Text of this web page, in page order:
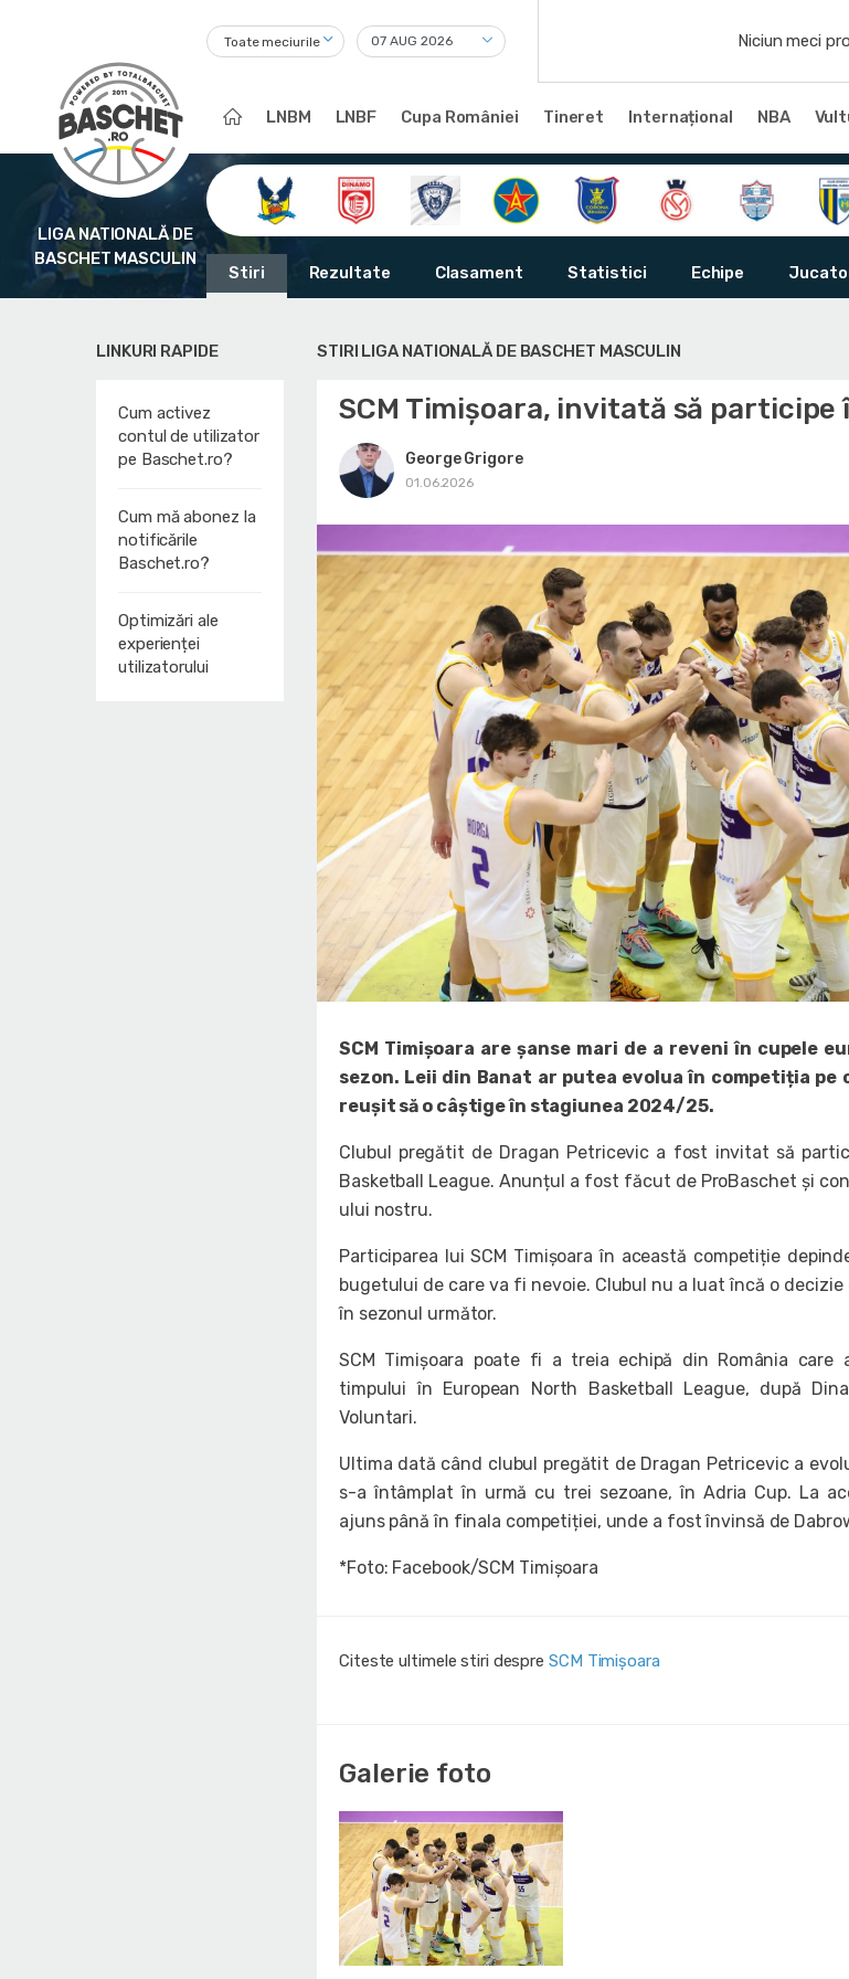
Toate meciurile Niciun meci
LNBM LNBF Cupa României Tineret Internațional NBA
LIGA NATIONALĂ DE
BASCHET MASCULIN
Stiri Rezultate Clasament Statistici Echipe
LINKURI RAPIDE
Cum activez
contul de utilizator
pe Baschet.ro?
Cum mă abonez la
notificările
Baschet.ro?
Optimizări ale
experienței
utilizatorului
STIRI LIGA NATIONALĂ DE BASCHET MASCULIN
SCM Timișoara, invitată să participe
George Grigore
01.06.2026
SCM Timișoara are șanse mari de a reveni în cupele
sezon. Leii din Banat ar putea evolua în competiția pe
reușit să o câștige în stagiunea 2024/25.
Clubul pregătit de Dragan Petricevic a fost invitat să
Basketball League. Anunțul a fost făcut de ProBaschet și
ului nostru.
Participarea lui SCM Timișoara în această competiție
bugetului de care va fi nevoie. Clubul nu a luat încă o
în sezonul următor.
SCM Timișoara poate fi a treia echipă din România care
timpului în European North Basketball League, după
Voluntari.
Ultima dată când clubul pregătit de Dragan Petricevic a
s-a întâmplat în urmă cu trei sezoane, în Adria Cup. La
ajuns până în finala competiției, unde a fost învinsă de
*Foto: Facebook/SCM Timișoara
Citeste ultimele stiri despre SCM Timișoara
Galerie foto